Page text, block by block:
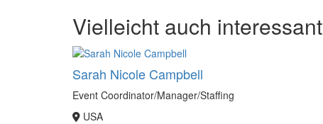
Vielleicht auch interessant
Sarah Nicole Campbell
Event Coordinator/Manager/Staffing
USA